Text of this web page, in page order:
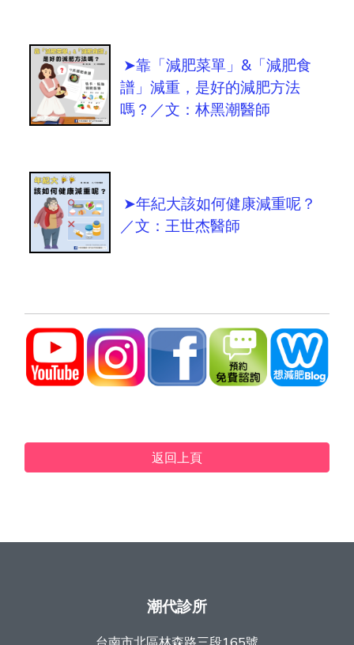
➤靠「減肥菜單」&「減肥食
譜」減重，是好的減肥方法
嗎？／文：林黑潮醫師
➤年紀大該如何健康減重呢？
／文：王世杰醫師
返回上頁
潮代診所